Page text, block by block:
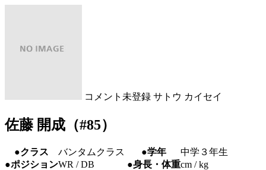
コメント未登録 サトウ カイセイ
佐藤 開成（#85）
●クラス バンタムクラス ●学年
中学３年生
●ポジションWR / DB ●身長・体重cm / kg